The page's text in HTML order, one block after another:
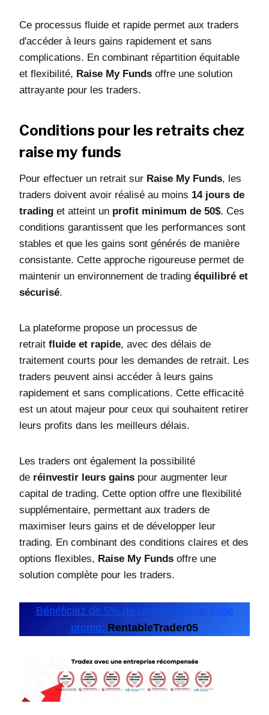
Ce processus fluide et rapide permet aux traders
d'accéder à leurs gains rapidement et sans
complications. En combinant répartition équitable
et flexibilité, Raise My Funds offre une solution
attrayante pour les traders.
Conditions pour les retraits chez
raise my funds
Pour effectuer un retrait sur Raise My Funds, les
traders doivent avoir réalisé au moins 14 jours de
trading et atteint un profit minimum de 50$. Ces
conditions garantissent que les performances sont
stables et que les gains sont générés de manière
consistante. Cette approche rigoureuse permet de
maintenir un environnement de trading équilibré et
sécurisé.
La plateforme propose un processus de
retrait fluide et rapide, avec des délais de
traitement courts pour les demandes de retrait. Les
traders peuvent ainsi accéder à leurs gains
rapidement et sans complications. Cette efficacité
est un atout majeur pour ceux qui souhaitent retirer
leurs profits dans les meilleurs délais.
Les traders ont également la possibilité
de réinvestir leurs gains pour augmenter leur
capital de trading. Cette option offre une flexibilité
supplémentaire, permettant aux traders de
maximiser leurs gains et de développer leur
trading. En combinant des conditions claires et des
options flexibles, Raise My Funds offre une
solution complète pour les traders.
Bénéficiez de 5% de remise avec le code
promo: RentableTrader05